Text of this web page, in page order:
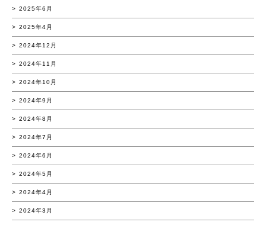
2025年6月
2025年4月
2024年12月
2024年11月
2024年10月
2024年9月
2024年8月
2024年7月
2024年6月
2024年5月
2024年4月
2024年3月